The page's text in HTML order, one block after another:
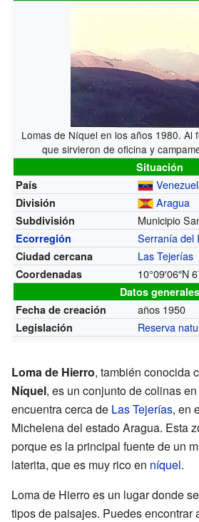
Lomas de Níquel en los años 1980. Al
que sirvieron de oficina y
Situación
País
División Aragua
Subdivisión Municipio
Ecorregión Serranía del
Ciudad cercana Las Tejerías
Coordenadas 10°09′06″N
Datos generales
Fecha de creación
años 1950
Legislación Reserva
Loma de Hierro, también conocida
Níquel, es un conjunto de colinas
encuentra cerca de Las Tejerías, en
Michelena del estado Aragua. Esta
porque es la principal fuente de un
laterita, que es muy rico en níquel.
Loma de Hierro es un lugar donde
tipos de paisajes. Puedes encontrar